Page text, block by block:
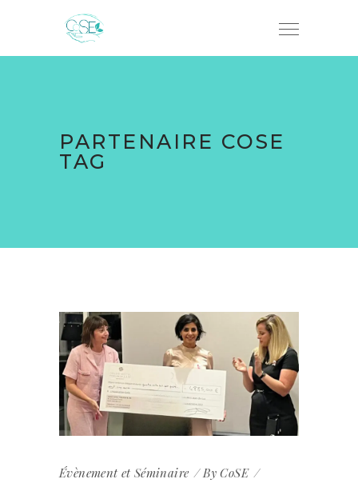
PARTENAIRE COSE
TAG
Évènement et Séminaire ByCoSE